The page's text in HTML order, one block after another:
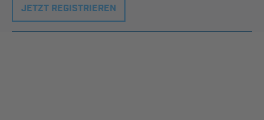
JETZT REGISTRIEREN